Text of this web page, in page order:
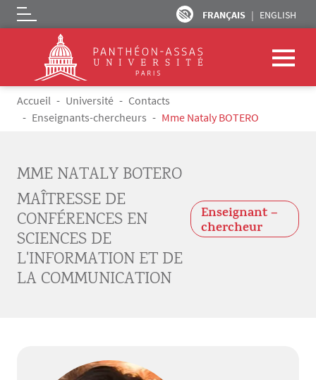
Aller au contenu principal
FRANÇAIS ENGLISH
Logo
Fil d'Ariane
Accueil Université
Contacts
Enseignants-chercheurs
Mme Nataly BOTERO
MME NATALY BOTERO
MAÎTRESSE DE
CONFÉRENCES EN
SCIENCES DE
L'INFORMATION ET DE
LA COMMUNICATION
Enseignant –
chercheur